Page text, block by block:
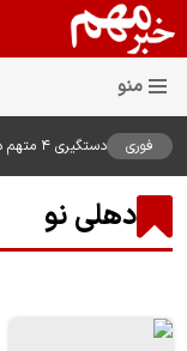
فوری
دهلی نو